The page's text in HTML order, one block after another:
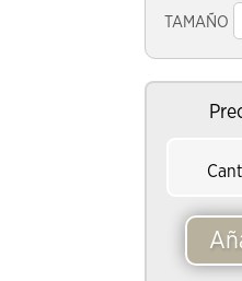
TAMAÑO